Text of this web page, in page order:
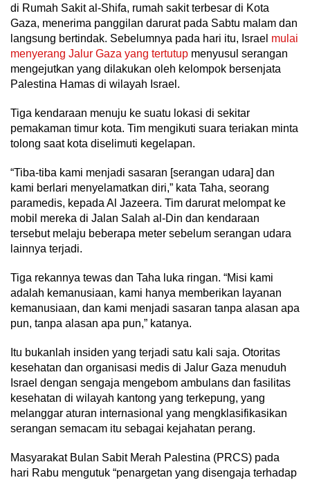
di Rumah Sakit al-Shifa, rumah sakit terbesar di Kota
Gaza, menerima panggilan darurat pada Sabtu malam dan
langsung bertindak. Sebelumnya pada hari itu, Israel mulai
menyerang Jalur Gaza yang tertutup menyusul serangan
mengejutkan yang dilakukan oleh kelompok bersenjata
Palestina Hamas di wilayah Israel.
Tiga kendaraan menuju ke suatu lokasi di sekitar
pemakaman timur kota. Tim mengikuti suara teriakan minta
tolong saat kota diselimuti kegelapan.
“Tiba-tiba kami menjadi sasaran [serangan udara] dan
kami berlari menyelamatkan diri,” kata Taha, seorang
paramedis, kepada Al Jazeera. Tim darurat melompat ke
mobil mereka di Jalan Salah al-Din dan kendaraan
tersebut melaju beberapa meter sebelum serangan udara
lainnya terjadi.
Tiga rekannya tewas dan Taha luka ringan. “Misi kami
adalah kemanusiaan, kami hanya memberikan layanan
kemanusiaan, dan kami menjadi sasaran tanpa alasan apa
pun, tanpa alasan apa pun,” katanya.
Itu bukanlah insiden yang terjadi satu kali saja. Otoritas
kesehatan dan organisasi medis di Jalur Gaza menuduh
Israel dengan sengaja mengebom ambulans dan fasilitas
kesehatan di wilayah kantong yang terkepung, yang
melanggar aturan internasional yang mengklasifikasikan
serangan semacam itu sebagai kejahatan perang.
Masyarakat Bulan Sabit Merah Palestina (PRCS) pada
hari Rabu mengutuk “penargetan yang disengaja terhadap